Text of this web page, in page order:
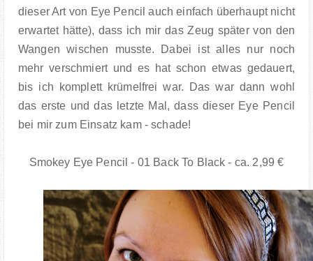
dieser Art von Eye Pencil auch einfach überhaupt nicht
erwartet hätte), dass ich mir das Zeug später von den
Wangen wischen musste. Dabei ist alles nur noch
mehr verschmiert und es hat schon etwas gedauert,
bis ich komplett krümelfrei war. Das war dann wohl
das erste und das letzte Mal, dass dieser Eye Pencil
bei mir zum Einsatz kam - schade!
Smokey Eye Pencil - 01 Back To Black - ca. 2,99 €